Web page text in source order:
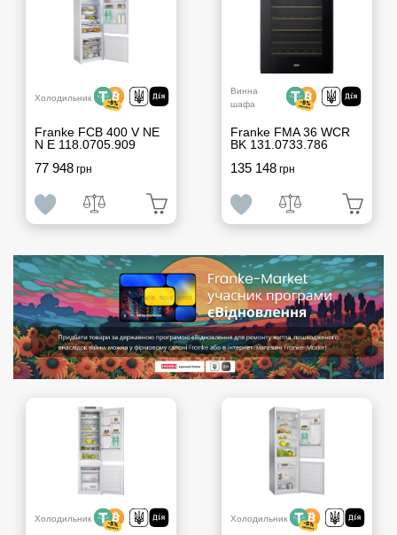
Холодильник
Franke FCB 400 V NE
N E 118.0705.909
77 948грн
Винна
шафа
Franke FMA 36 WCR
BK 131.0733.786
135 148грн
Холодильник Холодильник